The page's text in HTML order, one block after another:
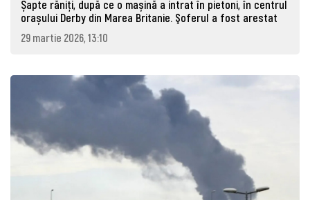
Șapte răniți, după ce o mașină a intrat în pietoni, în centrul
orașului Derby din Marea Britanie. Şoferul a fost arestat
29 martie 2026, 13:10